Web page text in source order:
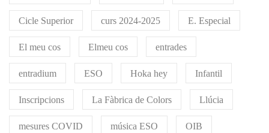
Cicle Superior curs 2024-2025 E. Especial
El meu cos Elmeu cos entrades
entradium ESO Hoka hey Infantil
Inscripcions La Fàbrica de Colors Llúcia
mesures COVID música ESO OIB